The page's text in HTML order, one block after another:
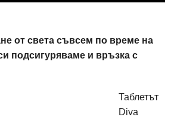
от света съвсем по време на
подсигуряваме и връзка с
Таблетът
Diva